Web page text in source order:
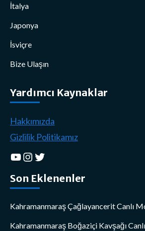
İtalya
Japonya
İsviçre
Bize Ulaşın
Yardımcı Kaynaklar
Hakkımızda
Gizlilik Politikamız
YouTube
Instagram
Twitter
Son Eklenenler
Kahramanmaraş Çağlayancerit Canlı
Kahramanmaraş Boğaziçi Kavşağı